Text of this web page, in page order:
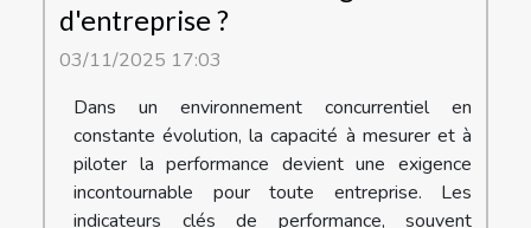
d'entreprise ?
03/11/2025 17:03
Dans un environnement concurrentiel en
constante évolution, la capacité à mesurer et à
piloter la performance devient une exigence
incontournable pour toute entreprise. Les
indicateurs clés de performance, souvent